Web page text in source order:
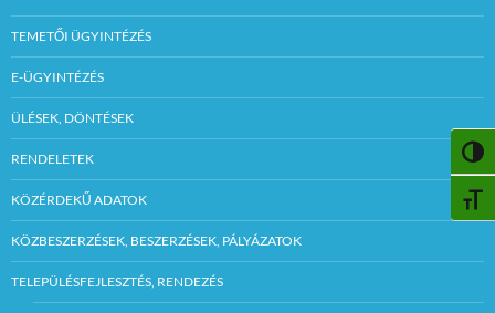
TEMETŐI ÜGYINTÉZÉS
E-ÜGYINTÉZÉS
ÜLÉSEK, DÖNTÉSEK
RENDELETEK
KÖZÉRDEKŰ ADATOK
KÖZBESZERZÉSEK, BESZERZÉSEK, PÁLYÁZATOK
TELEPÜLÉSFEJLESZTÉS, RENDEZÉS